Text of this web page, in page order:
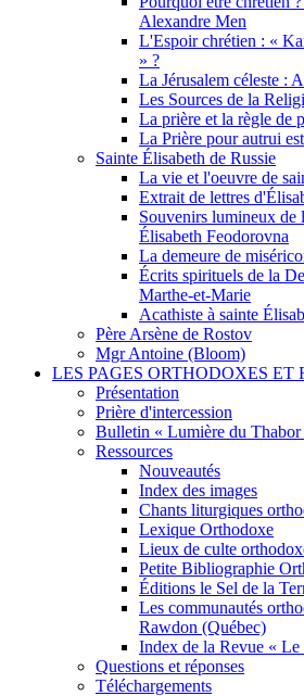
Alexandre Men
L'Espoir chrétien : «
» ?
La Jérusalem céleste :
Les Sources de la
La prière et la règle de
La Prière pour autrui
Sainte Élisabeth de Russie
La vie et l'oeuvre de
Extrait de lettres
Souvenirs lumineux de
Élisabeth Feodorovna
La demeure de
Écrits spirituels de la
Marthe-et-Marie
Acathiste à sainte
Père Arsène de Rostov
Mgr Antoine (Bloom)
LES PAGES ORTHODOXES ET
Présentation
Prière d'intercession
Bulletin « Lumière du Thabor
Ressources
Nouveautés
Index des images
Chants liturgiques
Lexique Orthodoxe
Lieux de culte
Petite Bibliographie
Éditions le Sel de la
Les communautés
Rawdon (Québec)
Index de la Revue « Le
Questions et réponses
Téléchargements